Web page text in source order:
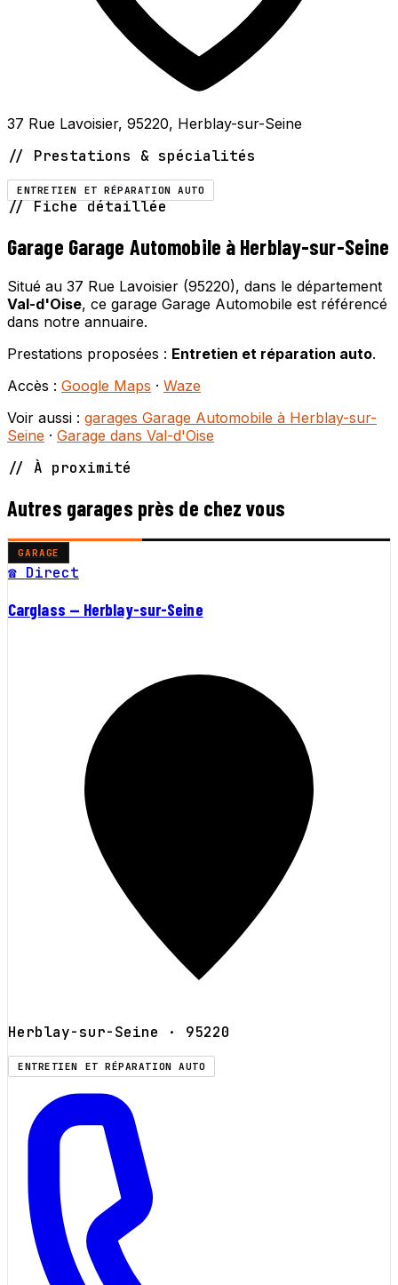
37 Rue Lavoisier, 95220, Herblay-sur-Seine
// Prestations & spécialités
ENTRETIEN ET RÉPARATION AUTO
// Fiche détaillée
Garage Garage Automobile à Herblay-sur-Seine
Situé au 37 Rue Lavoisier (95220), dans le département
Val-d'Oise, ce garage Garage Automobile est référencé
dans notre annuaire.
Prestations proposées : Entretien et réparation auto.
Accès : Google Maps · Waze
Voir aussi : garages Garage Automobile à Herblay-sur-
Seine · Garage dans Val-d'Oise
// À proximité
Autres garages près de chez vous
GARAGE
☎ Direct
Carglass — Herblay-sur-Seine
Herblay-sur-Seine · 95220
ENTRETIEN ET RÉPARATION AUTO